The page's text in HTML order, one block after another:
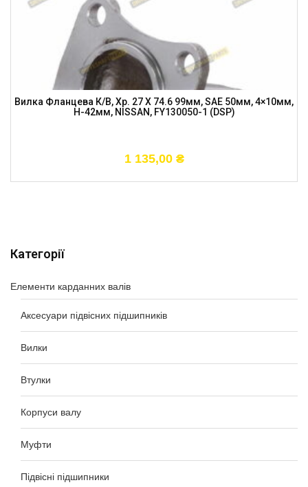
Категорії
Елементи карданних валів
Аксесуари підвісних підшипників
Вилки
Втулки
Корпуси валу
Муфти
Підвісні підшипники
Вилка Фланцева К/в, Хр. 27 X 74.6 99мм, SAE 50мм, 4×10мм,
H-42мм, NISSAN, FY130050-1 (DSP)
1 135,00 ₴